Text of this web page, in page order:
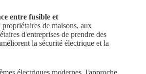
entre fusible et
propriétaires de maisons, aux
d'entreprises de prendre des
la sécurité électrique et la
électriques modernes, l'approche